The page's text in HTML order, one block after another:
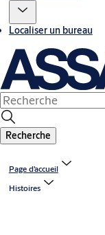
Localiser un bureau
Recherche
Page d’accueil
Histoires